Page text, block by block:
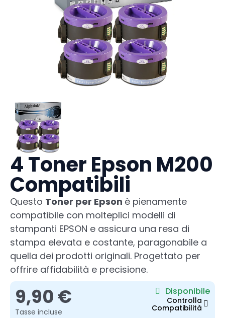
4 Toner Epson M200
Compatibili
Questo Toner per Epson è pienamente
compatibile con molteplici modelli di
stampanti EPSON e assicura una resa di
stampa elevata e costante, paragonabile a
quella dei prodotti originali. Progettato per
offrire affidabilità e precisione.
9,90 €
Tasse incluse
Disponibile
Controlla
Compatibilità